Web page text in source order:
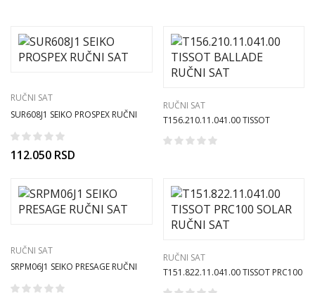
RUČNI SAT
SUR608J1 SEIKO PROSPEX RUČNI
112.050 RSD
RUČNI SAT
T156.210.11.041.00 TISSOT
BALLADE RUČNI SAT
RUČNI SAT
SRPM06J1 SEIKO PRESAGE RUČNI
RUČNI SAT
T151.822.11.041.00 TISSOT PRC100
SOLAR RUČNI SAT